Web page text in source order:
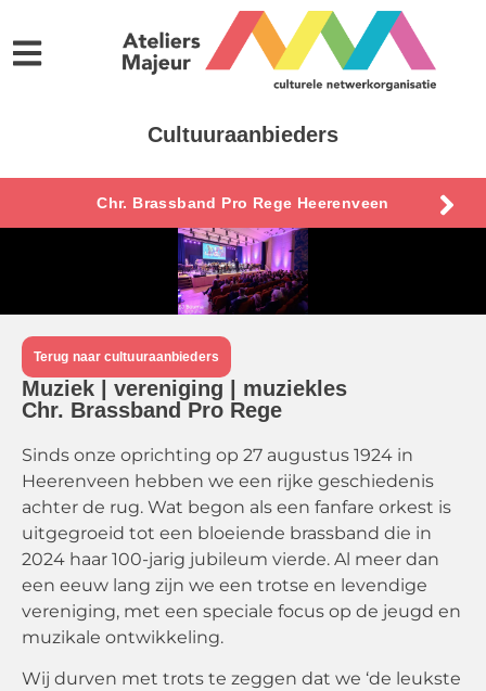
Cultuuraanbieders
Chr. Brassband Pro Rege Heerenveen
Terug naar cultuuraanbieders
Muziek | vereniging | muziekles
Chr. Brassband Pro Rege
Sinds onze oprichting op 27 augustus 1924 in
Heerenveen hebben we een rijke geschiedenis
achter de rug. Wat begon als een fanfare orkest is
uitgegroeid tot een bloeiende brassband die in
2024 haar 100-jarig jubileum vierde. Al meer dan
een eeuw lang zijn we een trotse en levendige
vereniging, met een speciale focus op de jeugd en
muzikale ontwikkeling.
Wij durven met trots te zeggen dat we ‘de leukste